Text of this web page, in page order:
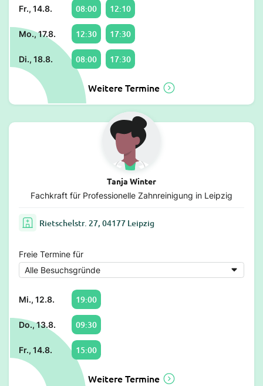
Fr., 14.8. 08:00 12:10
Mo., 17.8. 12:30 17:30
Di., 18.8. 08:00 17:30
Weitere Termine
Tanja Winter
Fachkraft für Professionelle Zahnreinigung in Leipzig
Rietschelstr. 27, 04177 Leipzig
Freie Termine für
Mi., 12.8. 19:00
Do., 13.8. 09:30
Fr., 14.8. 15:00
Weitere Termine